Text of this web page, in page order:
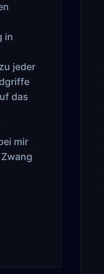
in
jeder
das
mir